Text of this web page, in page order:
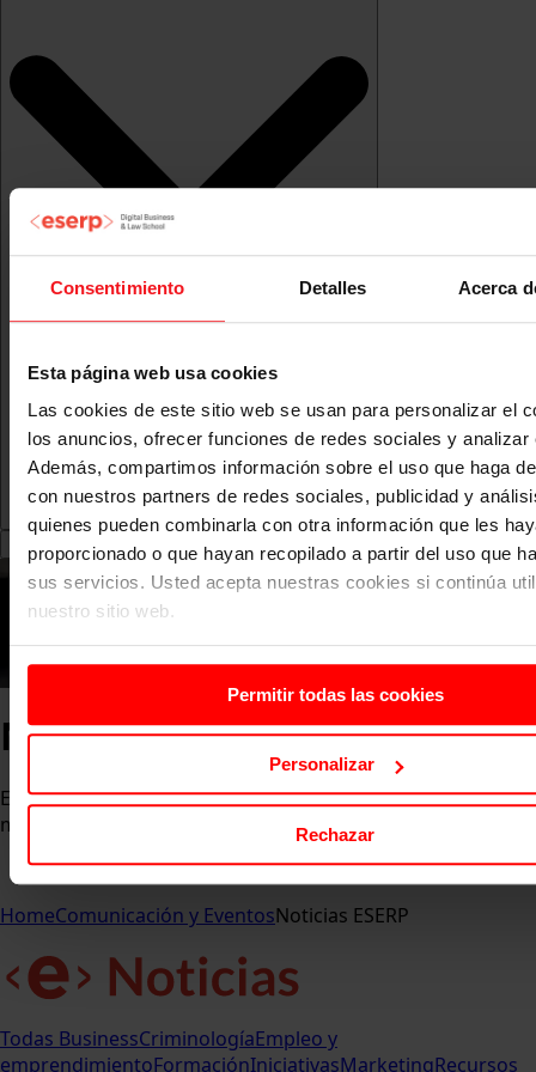
Consentimiento Detalles Acerca
Esta página web usa cookies
Las cookies de este sitio web se usan para personalizar el
los anuncios, ofrecer funciones de redes sociales y analizar
Además, compartimos información sobre el uso que haga
con nuestros partners de redes sociales, publicidad y
quienes pueden combinarla con otra información que les
proporcionado o que hayan recopilado a partir del uso que
sus servicios. Usted acepta nuestras cookies si continúa
nuestro sitio web.
Permitir todas las cookies
Personalizar
Rechazar
Noticias ESERP
Entérate de las últimas novedades, eventos y logros que
marcan el pulso de la comunidad ESERP.
HomeComunicación y EventosNoticias ESERP
Todas BusinessCriminologíaEmpleo y
emprendimientoFormaciónIniciativasMarketingRecursos